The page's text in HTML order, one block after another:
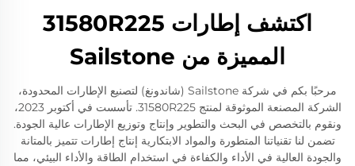
اكتشف إطارات 31580R225
المميزة من Sailstone
مرحبًا بكم في شركة Sailstone (شاندونغ) لتصنيع الإطارات المحدودة،
الشركة المصنعة الموثوقة لمنتج 31580R225. تأسست في أكتوبر 2023،
ونقوم بالتخصص في البحث والتطوير وإنتاج وتوزيع الإطارات عالية الجودة.
تضمن لنا تقنياتنا المتطورة والمواد الابتكارية إنتاج إطارات تتميز بالمتانة
والجودة العالية في الأداء والكفاءة في استخدام الطاقة والأداء البيئي، مما